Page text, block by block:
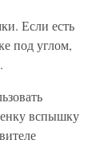
Если есть
под углом,
вспышку